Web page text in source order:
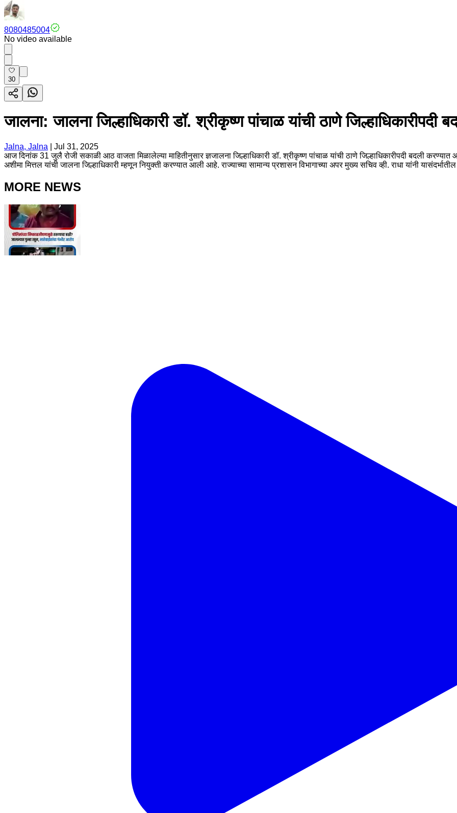
8080485004
No video available
30
जालना: जालना जिल्हाधिकारी डॉ. श्रीकृष्ण पांचाळ यांची ठाणे जिल्हाधिकारीपदी
Jalna, Jalna
Jul 31, 2025
आज दिनांक 31 जुलै रोजी सकाळी आठ वाजता मिळालेल्या माहितीनुसार ज्ञजालना जिल्हाधिकारी डॉ. श्रीकृष्ण पांचाळ यांची ठाणे जिल्हाधिकारीपदी बदली करण्यात
अशीमा मित्तल यांची जालना जिल्हाधिकारी म्हणून नियुक्ती करण्यात आली आहे. राज्याच्या सामान्य प्रशासन विभागाच्या अपर मुख्य सचिव व्ही. राधा यांनी
MORE NEWS